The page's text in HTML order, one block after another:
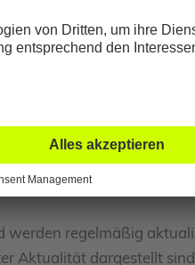
Hamburg
verhindert
auf unserer
regelmäßig
Aktualität dargestellt